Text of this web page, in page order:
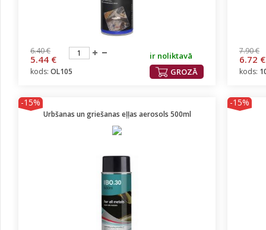
6.40 €
5.44 €
ir noliktavā
GROZĀ
kods: OL105
7.90 €
6.72 €
kods:
-15%
Urbšanas un griešanas eļļas aerosols 500ml
-15%